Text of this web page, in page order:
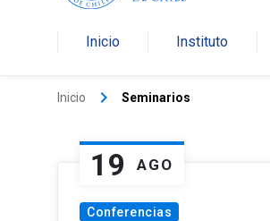
Inicio Instituto
Inicio keyboard_arrow_right Seminarios
19 AGO
Conferencias